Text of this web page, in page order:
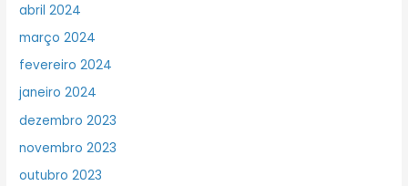
abril 2024
março 2024
fevereiro 2024
janeiro 2024
dezembro 2023
novembro 2023
outubro 2023